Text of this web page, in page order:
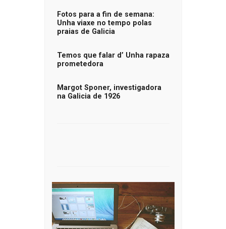
Fotos para a fin de semana:
Unha viaxe no tempo polas
praias de Galicia
Temos que falar d’ Unha rapaza
prometedora
Margot Sponer, investigadora
na Galicia de 1926